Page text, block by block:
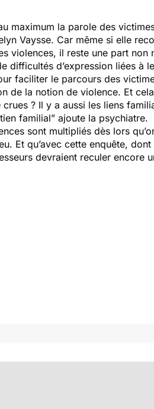
maximum la parole des
Vaysse. Car même si elle
violences, il reste une part non
difficultés d’expression liées à
faciliter le parcours des
de la notion de violence. Et
? Il y a aussi les liens
familial” ajoute la psychiatre.
sont multipliés dès lors
Et qu’avec cette enquête,
devraient reculer encore